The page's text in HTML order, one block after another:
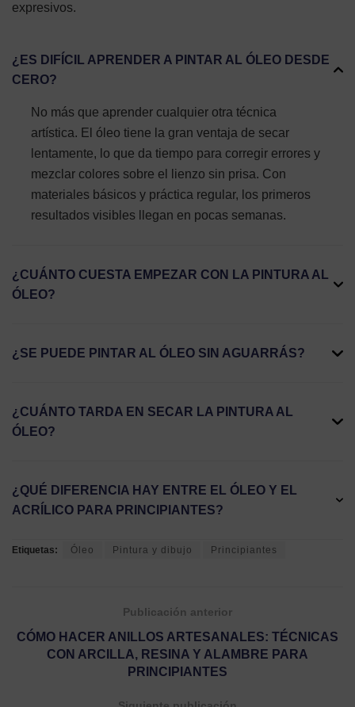
expresivos.
¿ES DIFÍCIL APRENDER A PINTAR AL ÓLEO DESDE
CERO?
No más que aprender cualquier otra técnica
artística. El óleo tiene la gran ventaja de secar
lentamente, lo que da tiempo para corregir errores y
mezclar colores sobre el lienzo sin prisa. Con
materiales básicos y práctica regular, los primeros
resultados visibles llegan en pocas semanas.
¿CUÁNTO CUESTA EMPEZAR CON LA PINTURA AL
ÓLEO?
¿SE PUEDE PINTAR AL ÓLEO SIN AGUARRÁS?
¿CUÁNTO TARDA EN SECAR LA PINTURA AL
ÓLEO?
¿QUÉ DIFERENCIA HAY ENTRE EL ÓLEO Y EL
ACRÍLICO PARA PRINCIPIANTES?
Etiquetas: Óleo Pintura y dibujo Principiantes
Publicación anterior
CÓMO HACER ANILLOS ARTESANALES: TÉCNICAS
CON ARCILLA, RESINA Y ALAMBRE PARA
PRINCIPIANTES